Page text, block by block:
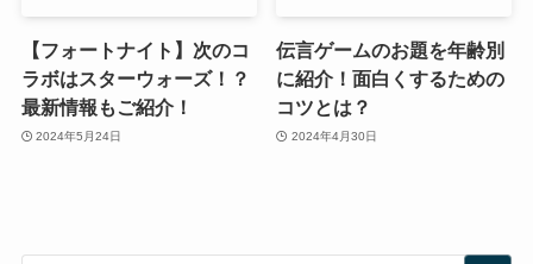
【フォートナイト】次のコ
ラボはスターウォーズ！？
最新情報もご紹介！
2024年5月24日
伝言ゲームのお題を年齢別
に紹介！面白くするための
コツとは？
2024年4月30日